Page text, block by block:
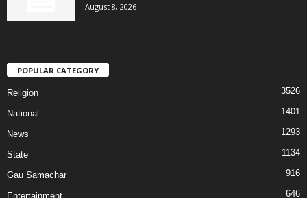
August 8, 2026
POPULAR CATEGORY
Religion 3526
National 1401
News 1293
State 1134
Gau Samachar 916
Entertainment 646